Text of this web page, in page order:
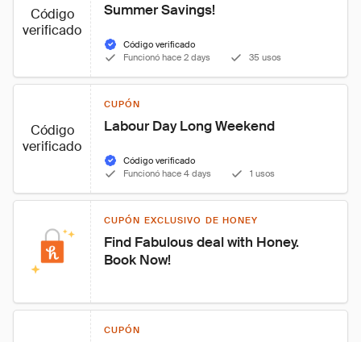
Código
verificado
Summer Savings!
Código verificado
Funcionó hace 2 days
35 usos
Código
verificado
CUPÓN
Labour Day Long Weekend
Código verificado
Funcionó hace 4 days
1 usos
CUPÓN EXCLUSIVO DE HONEY
Find Fabulous deal with Honey.
Book Now!
CUPÓN